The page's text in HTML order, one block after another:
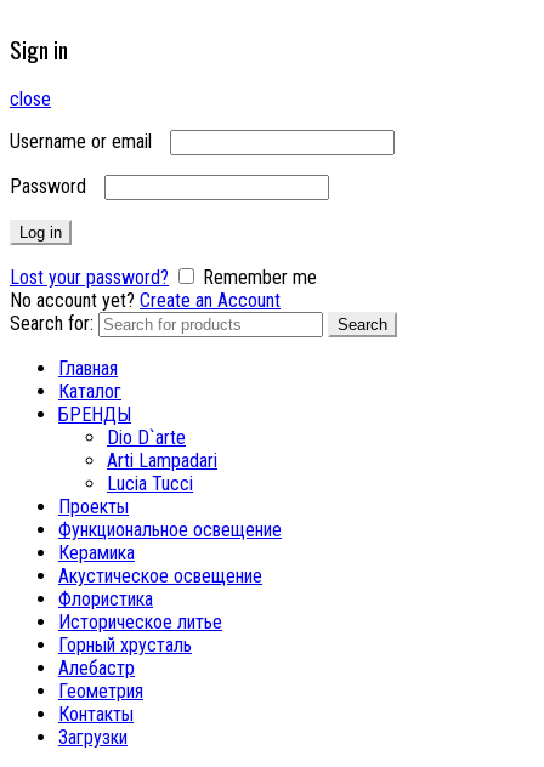
Sign in
close
Username or email
Password
Log in
Lost your password?
Remember me
No account yet? Create an Account
Search for:
Search
Главная
Каталог
БРЕНДЫ
Dio D`arte
Arti Lampadari
Lucia Tucci
Проекты
Функциональное освещение
Керамика
Акустическое освещение
Флористика
Историческое литье
Горный хрусталь
Алебастр
Геометрия
Контакты
Загрузки